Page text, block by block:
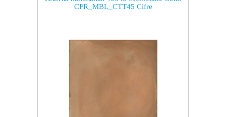
CFR_MBL_CTT45 Cifre